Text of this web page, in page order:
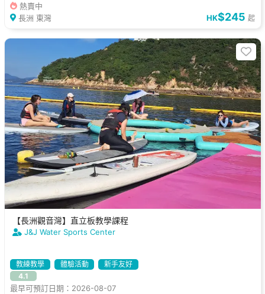
熱賣中
長洲 東灣
HK$245 起
【長洲觀音灣】直立板教學課程
J&J Water Sports Center
教練教學 體驗活動
新手友好
4.1
最早可預訂日期：2026-08-07